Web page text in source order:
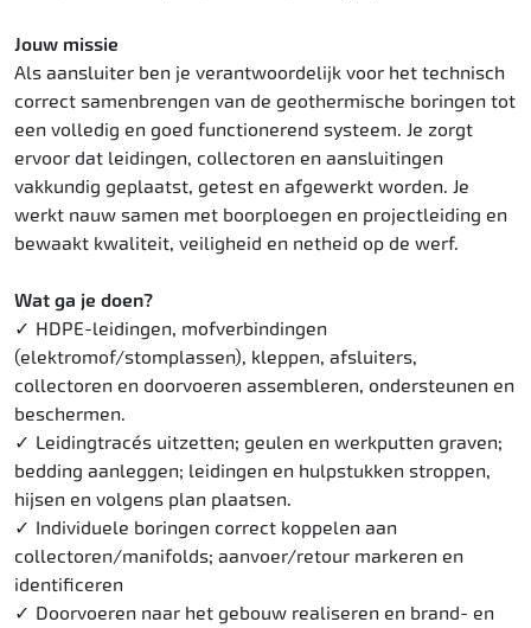
Jouw missie
Als aansluiter ben je verantwoordelijk voor het technisch
correct samenbrengen van de geothermische boringen tot
een volledig en goed functionerend systeem. Je zorgt
ervoor dat leidingen, collectoren en aansluitingen
vakkundig geplaatst, getest en afgewerkt worden. Je
werkt nauw samen met boorploegen en projectleiding en
bewaakt kwaliteit, veiligheid en netheid op de werf.
Wat ga je doen?
HDPE-leidingen, mofverbindingen
(elektromof/stomplassen), kleppen, afsluiters,
collectoren en doorvoeren assembleren, ondersteunen en
beschermen.
Leidingtracés uitzetten; geulen en werkputten graven;
bedding aanleggen; leidingen en hulpstukken stroppen,
hijsen en volgens plan plaatsen.
Individuele boringen correct koppelen aan
collectoren/manifolds; aanvoer/retour markeren en
identificeren
Doorvoeren naar het gebouw realiseren en brand- en